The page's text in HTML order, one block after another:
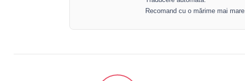
Recomand cu o mărime mai mare.